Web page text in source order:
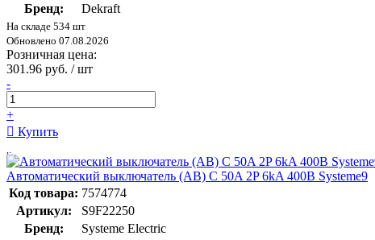
Бренд:
Dekraft
На складе 534 шт
Обновлено 07.08.2026
Розничная цена:
301.96 руб. / шт
-
+
Купить
Автоматический выключатель (АВ) C 50A 2P 6kA 400В Systeme9
Код товара: 7574774
Артикул:
S9F22250
Бренд:
Systeme Electric